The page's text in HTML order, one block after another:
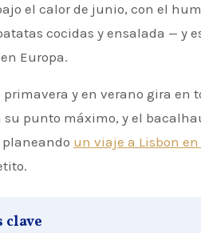
el calor de junio, con el
cocidas y ensalada —
Europa.
y en verano gira en
punto máximo, y el
un viaje a Lisbon en
clave